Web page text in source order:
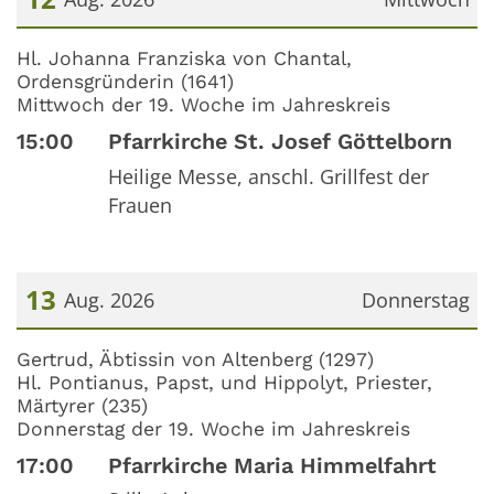
Datum: 12. August 2026
Hl. Johanna Franziska von Chantal,
Ordensgründerin (1641)
Mittwoch der 19. Woche im Jahreskreis
15:00 Pfarrkirche St. Josef Göttelborn
Heilige Messe, anschl. Grillfest der
Frauen
Donnerstag
13 Aug. 2026
Datum: 13. August 2026
Gertrud, Äbtissin von Altenberg (1297)
Hl. Pontianus, Papst, und Hippolyt, Priester,
Märtyrer (235)
Donnerstag der 19. Woche im Jahreskreis
17:00 Pfarrkirche Maria Himmelfahrt